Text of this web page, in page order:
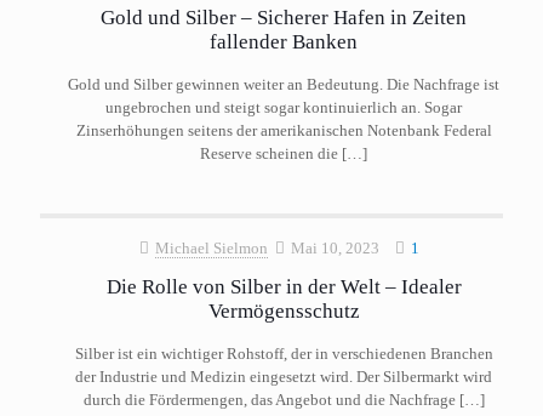
Gold und Silber – Sicherer Hafen in Zeiten
fallender Banken
Gold und Silber gewinnen weiter an Bedeutung. Die Nachfrage ist
ungebrochen und steigt sogar kontinuierlich an. Sogar
Zinserhöhungen seitens der amerikanischen Notenbank Federal
Reserve scheinen die […]
Michael Sielmon Mai 10, 2023 1
Die Rolle von Silber in der Welt – Idealer
Vermögensschutz
Silber ist ein wichtiger Rohstoff, der in verschiedenen Branchen
der Industrie und Medizin eingesetzt wird. Der Silbermarkt wird
durch die Fördermengen, das Angebot und die Nachfrage[…]